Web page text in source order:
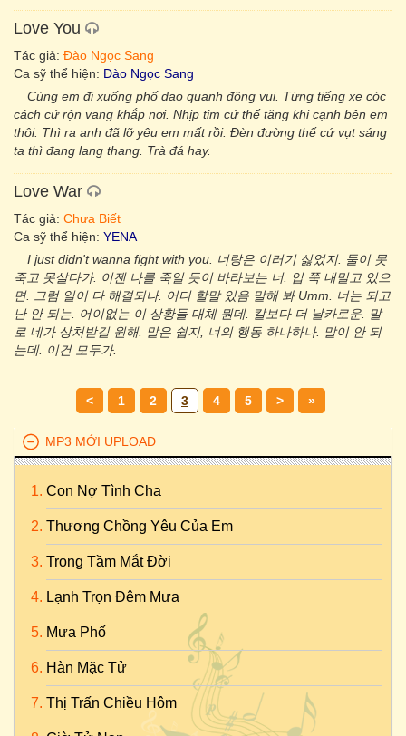
Love You
Tác giả: Đào Ngọc Sang
Ca sỹ thể hiện: Đào Ngọc Sang
Cùng em đi xuống phố dạo quanh đông vui. Từng tiếng xe cóc
cách cứ rộn vang khắp nơi. Nhịp tim cứ thế tăng khi cạnh bên em
thôi. Thì ra anh đã lỡ yêu em mất rồi. Đèn đường thế cứ vụt sáng
ta thì đang lang thang. Trà đá hay.
Love War
Tác giả: Chưa Biết
Ca sỹ thể hiện: YENA
I just didn't wanna fight with you. 너랑은 이러기 싫었지. 둘이 못
죽고 못살다가. 이젠 나를 죽일 듯이 바라보는 너. 입 쭉 내밀고 있으
면. 그럼 일이 다 해결되나. 어디 할말 있음 말해 봐 Umm. 너는 되고
난 안 되는. 어이없는 이 상황들 대체 뭔데. 칼보다 더 날카로운. 말
로 네가 상처받길 원해. 말은 쉽지, 너의 행동 하나하나. 말이 안 되
는데. 이건 모두가.
< 1 2 3 4 5 > »
MP3 MỚI UPLOAD
Con Nợ Tình Cha
Thương Chồng Yêu Của Em
Trong Tầm Mắt Đời
Lạnh Trọn Đêm Mưa
Mưa Phố
Hàn Mặc Tử
Thị Trấn Chiều Hôm